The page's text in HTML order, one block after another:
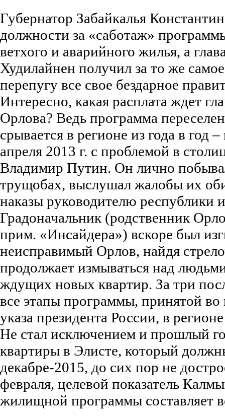
Губернатор Забайкалья
должности за «саботаж»
ветхого и аварийного жилья, а
Худилайнен получил за то же
перепугу все свое бездарное
Интересно, какая расплата ждет
Орлова? Ведь программа
срывается в регионе из года в год
апреля 2013 г. с проблемой в
Владимир Путин. Он лично
трущобах, выслушал жалобы их
наказы руководителю республики
Градоначальник (родственник
прим. «Инсайдера») вскоре был
неисправимый Орлов, найдя
продолжает измываться над
ждущих новых квартир. За три
все этапы программы, принятой во
указа президента России, в
Не стал исключением и прошлый
квартиры в Элисте, который
декабре-2015, до сих пор не
февраля, целевой показатель
жилищной программы составляет